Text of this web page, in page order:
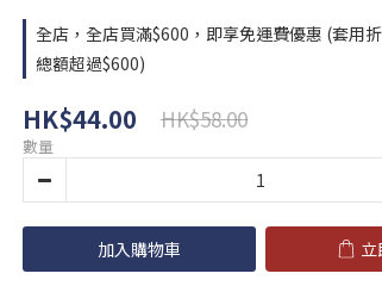
全店，全店買滿$600，即享免運費優惠 (套用
總額超過$600)
HK$44.00 HK$58.00
數量
加入購物車 立